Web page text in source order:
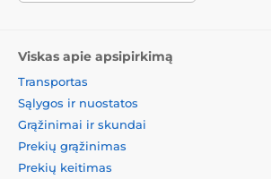
Viskas apie apsipirkimą
Transportas
Sąlygos ir nuostatos
Grąžinimai ir skundai
Prekių grąžinimas
Prekių keitimas